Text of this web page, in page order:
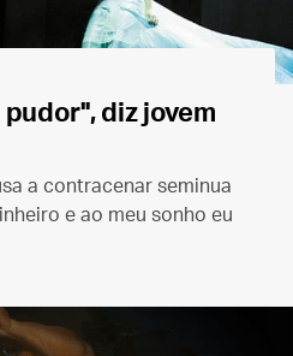
diz jovem
a contracenar seminua
e ao meu sonho eu